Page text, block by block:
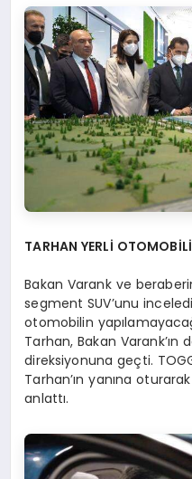
TARHAN YERLİ
Bakan Varank ve
segment SUV’unu
otomobilin
Tarhan, Bakan Varank’ın
direksiyonuna geçti.
Tarhan’ın yanına
anlattı.